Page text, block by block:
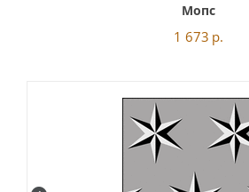
Мопс
1 673 р.